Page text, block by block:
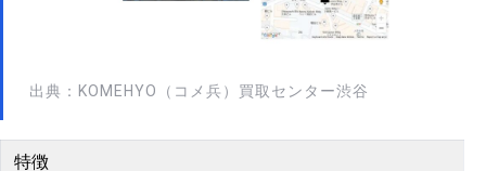
出典：KOMEHYO（コメ兵）買取センター渋谷
特徴